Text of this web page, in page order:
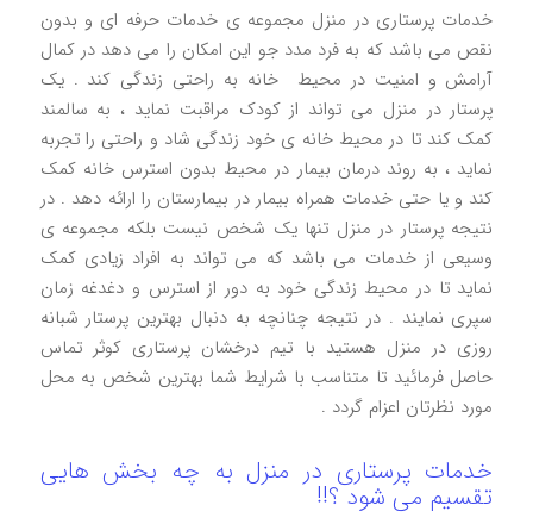
خدمات پرستاری در منزل مجموعه ی خدمات حرفه ای و بدون
نقص می باشد که به فرد مدد جو این امکان را می دهد در کمال
آرامش و امنیت در محیط خانه به راحتی زندگی کند . یک
پرستار در منزل می تواند از کودک مراقبت نماید ، به سالمند
کمک کند تا در محیط خانه ی خود زندگی شاد و راحتی را تجربه
نماید ، به روند درمان بیمار در محیط بدون استرس خانه کمک
کند و یا حتی خدمات همراه بیمار در بیمارستان را ارائه دهد . در
نتيجه پرستار در منزل تنها یک شخص نیست بلکه مجموعه ی
وسیعی از خدمات می باشد که می تواند به افراد زیادی کمک
نماید تا در محیط زندگی خود به دور از استرس و دغدغه زمان
سپری نمایند . در نتیجه چنانچه به دنبال بهترين پرستار شبانه
روزی در منزل هستید با تیم درخشان پرستاری کوثر تماس
حاصل فرمائید تا متناسب با شرایط شما بهترین شخص به محل
مورد نظرتان اعزام گردد .
خدمات پرستاری در منزل به چه بخش هایی
تقسیم می شود ؟!!